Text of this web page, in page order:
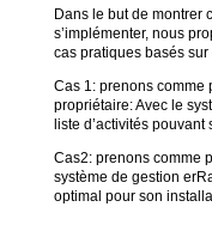
Dans le but de montrer
s’implémenter, nous
cas pratiques basés
Cas 1: prenons comme
propriétaire: Avec le
liste d’activités
Cas2: prenons comme
système de gestion
optimal pour son